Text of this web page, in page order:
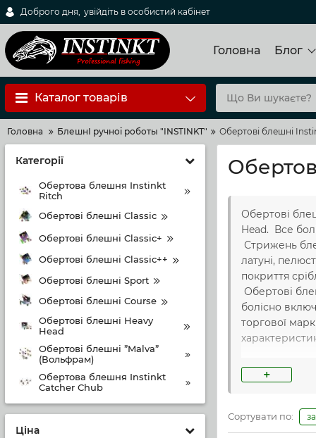
Доброго дня, увійдіть в особистий кабінет
Головна Блог
Каталог товарів
Головна БлешнI ручноï роботы "INSTINKT" Обертові блешні
Категорії
Обертова блешня Instinkt
Ritch
Обертові блешні Classic
Обертові блешні Classic+
Обертові блешні Classic++
Обертові блешні Sport
Обертові блешні Course
Обертові блешні Heavy
Head
Обертові блешні ”Malva”
(Вольфрам)
Обертова блешня Instinkt
Catcher Chub
Ціна
Обертові
Head. Все
Стрижень
латуні,
покриття
Обертові
болісно
торгової
+
Сортувати по: